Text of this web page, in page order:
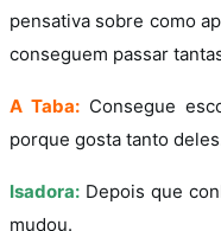
pensativa sobre como
conseguem passar
A Taba:Consegue
porque gosta tanto
Isadora: Depois que
mudou.